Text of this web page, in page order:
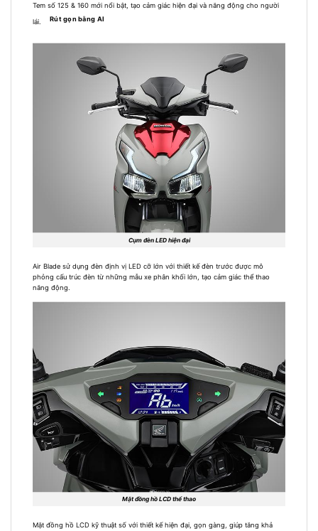
Tem số 125 & 160 mới nổi bật, tạo cảm giác hiện đại và năng động cho người
lái. Rút gọn bằng AI
Cụm đèn LED hiện đại
Air Blade sử dụng đèn định vị LED cỡ lớn với thiết kế đèn trước được mô
phỏng cấu trúc đèn từ những mẫu xe phân khối lớn, tạo cảm giác thể thao
năng động.
Mặt đồng hồ LCD thể thao
Mặt đồng hồ LCD kỹ thuật số với thiết kế hiện đại, gọn gàng, giúp tăng khả